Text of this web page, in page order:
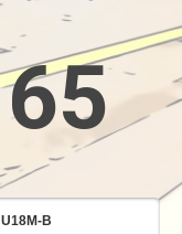
65
U18M-B